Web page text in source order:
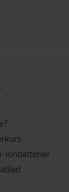
ionbatterier